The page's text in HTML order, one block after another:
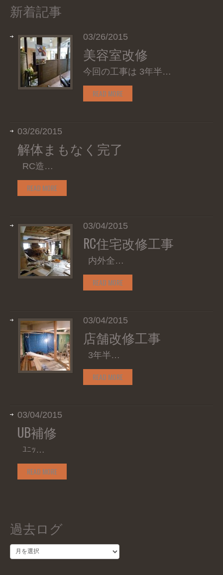
新着記事
03/26/2015
美容室改修
今回の工事は 3年半…
READ MORE
03/26/2015
解体まもなく完了
RC造…
READ MORE
03/04/2015
RC住宅改修工事
内外全…
READ MORE
03/04/2015
店舗改修工事
3年半…
READ MORE
03/04/2015
UB補修
ﾕﾆｯ…
READ MORE
過去ログ
去